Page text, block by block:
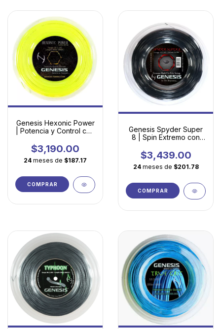
Genesis Hexonic Power
| Potencia y Control con
$3,190.00
24 meses de $187.17
COMPRAR
Genesis Spyder Super
8 | Spin Extremo con
$3,439.00
24 meses de $201.78
COMPRAR